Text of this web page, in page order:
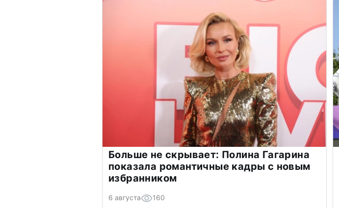
Больше не скрывает: Полина Гагарина
показала романтичные кадры с новым
избранником
6 августа 160